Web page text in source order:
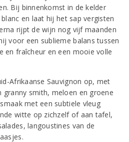
Bij binnenkomst in de kelder
en laat hij het sap vergisten
rijpt de wijn nog vijf maanden
voor een sublieme balans tussen
en fraîcheur en een mooie volle
Afrikaanse Sauvignon op, met
granny smith, meloen en groene
met een subtiele vleug
witte op zichzelf of aan tafel,
langoustines van de